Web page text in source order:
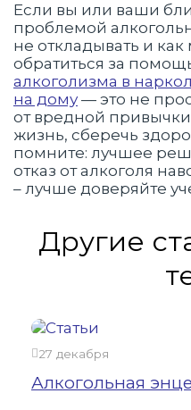
Если вы или ваши
проблемой
не откладывать и
обратиться за
алкоголизма в
на дому — это не
от вредной
жизнь, сберечь
помните: лучшее
отказ от алкоголя
– лучше доверяйте
Другие
27 декабря
Алкогольная